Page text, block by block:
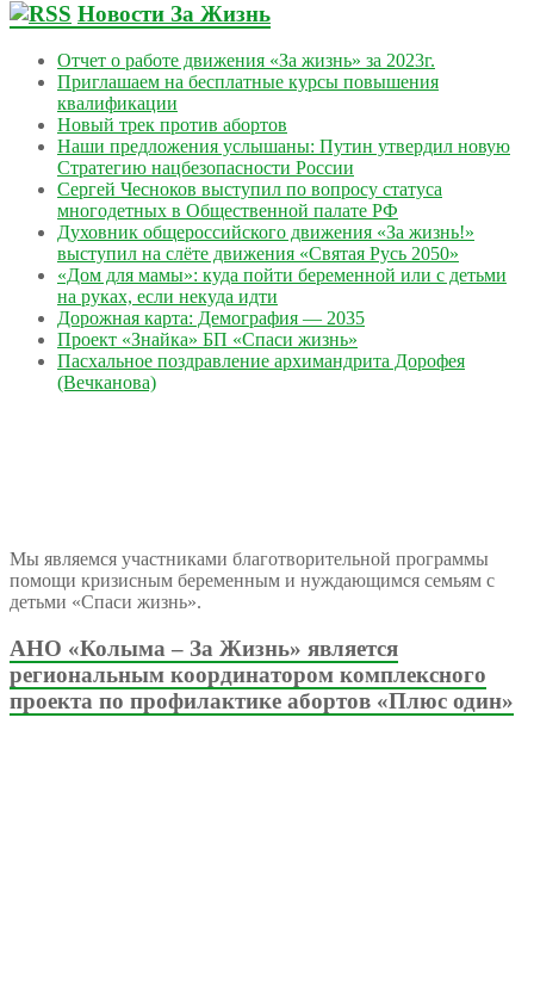
Новости За Жизнь
Отчет о работе движения «За жизнь» за 2023г.
Приглашаем на бесплатные курсы повышения
квалификации
Новый трек против абортов
Наши предложения услышаны: Путин утвердил новую
Стратегию нацбезопасности России
Сергей Чесноков выступил по вопросу статуса
многодетных в Общественной палате РФ
Духовник общероссийского движения «За жизнь!»
выступил на слёте движения «Святая Русь 2050»
«Дом для мамы»: куда пойти беременной или с детьми
на руках, если некуда идти
Дорожная карта: Демография — 2035
Проект «Знайка» БП «Спаси жизнь»
Пасхальное поздравление архимандрита Дорофея
(Вечканова)
Мы являемся участниками благотворительной программы
помощи кризисным беременным и нуждающимся семьям с
детьми «Спаси жизнь».
АНО «Колыма – За Жизнь» является
региональным координатором комплексного
проекта по профилактике абортов «Плюс один»